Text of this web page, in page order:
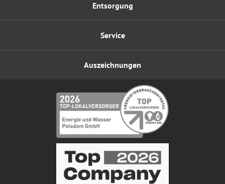
Entsorgung
Service
Auszeichnungen